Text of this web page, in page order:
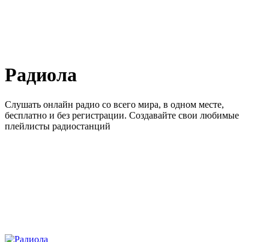
Радиола
Слушать онлайн радио со всего мира, в одном месте,
бесплатно и без регистрации. Создавайте свои любимые
плейлисты радиостанций